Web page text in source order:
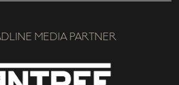
MEDIA PARTNER